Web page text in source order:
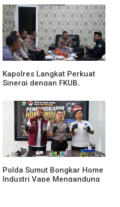
Dan Penyerahan Tunggul
Kesatuan Polres Tulang
Bawang Berlangsung
Spektakuler
Kapolres Langkat Perkuat
Sinergi dengan FKUB,
Jadi Pilar Menjaga
Kamtibmas
Polda Sumut Bongkar Home
Industri Vape Mengandung